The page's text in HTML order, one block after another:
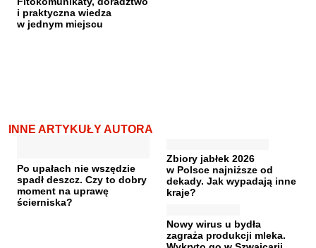
i praktyczna wiedza
w jednym miejscu
INNE ARTYKUŁY AUTORA
Po upałach nie wszędzie
spadł deszcz. Czy to dobry
moment na uprawę
ścierniska?
Zbiory jabłek 2026
w Polsce najniższe od
dekady. Jak wypadają inne
kraje?
Nowy wirus u bydła
zagraża produkcji mleka.